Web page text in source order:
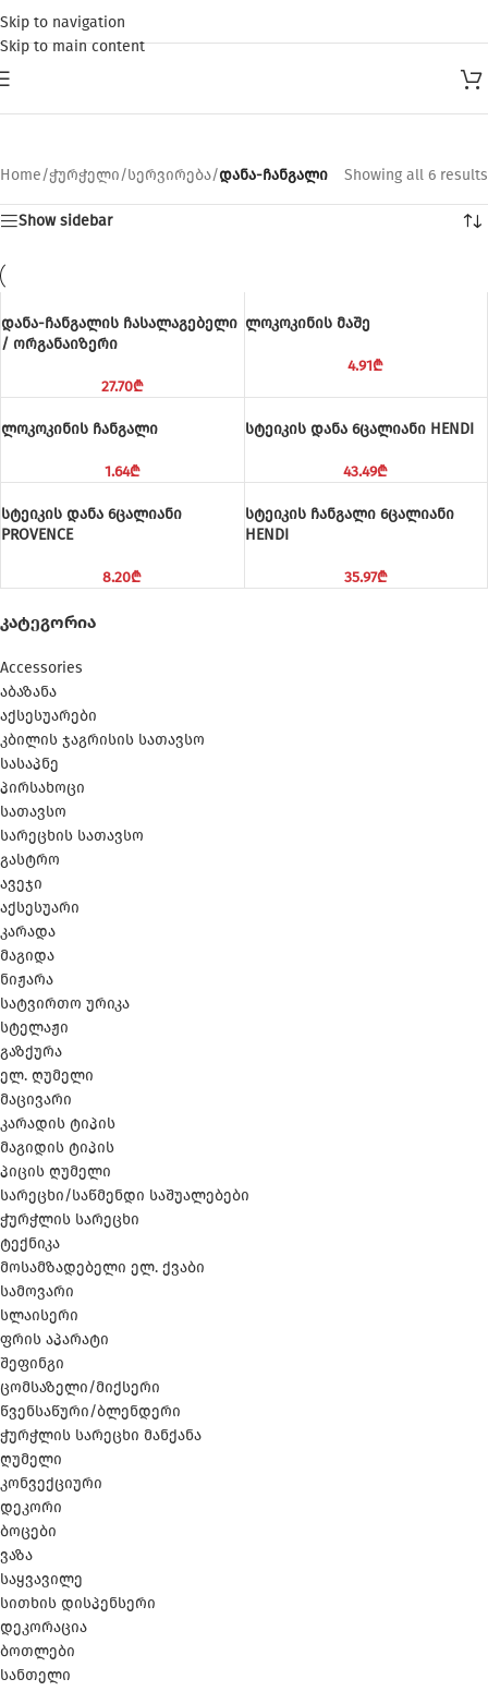
Skip to navigation
Skip to main content
ᲙᲐᲢᲔᲒᲝᲠᲘᲐ
Accessories
აბაზანა
აქსესუარები
კბილის ჯაგრისის სათავსო
სასაპნე
პირსახოცი
სათავსო
სარეცხის სათავსო
გასტრო
ავეჯი
აქსესუარი
კარადა
მაგიდა
ნიჟარა
სატვირთო ურიკა
სტელაჟი
გაზქურა
ელ. ღუმელი
მაცივარი
კარადის ტიპის
მაგიდის ტიპის
პიცის ღუმელი
სარეცხი/საწმენდი საშუალებები
ჭურჭლის სარეცხი
ტექნიკა
მოსამზადებელი ელ. ქვაბი
სამოვარი
სლაისერი
ფრის აპარატი
შეფინგი
ცომსაზელი/მიქსერი
წვენსაწური/ბლენდერი
ჭურჭლის სარეცხი მანქანა
ღუმელი
კონვექციური
დეკორი
ბოცები
ვაზა
საყვავილე
სითხის დისპენსერი
დეკორაცია
ბოთლები
სანთელი
Home/ჭურჭელი/სერვირება/დანა-ჩანგალი Showing all 6 results
Show sidebar
დანა-ჩანგალის ჩასალაგებელი
/ ორგანაიზერი
27.70₾
ლოკოკინის მაშე
4.91₾
ლოკოკინის ჩანგალი
1.64₾
სტეიკის დანა 6ცალიანი HENDI
43.49₾
სტეიკის დანა 6ცალიანი
PROVENCE
8.20₾
სტეიკის ჩანგალი 6ცალიანი
HENDI
35.97₾